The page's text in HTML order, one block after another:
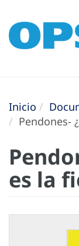
Inicio
Pendones-
es la